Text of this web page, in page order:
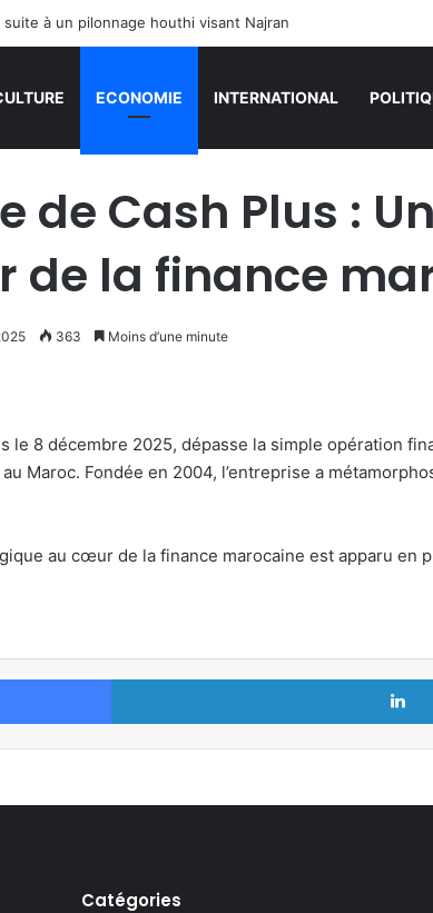
à un pilonnage houthi visant Najran
ECONOMIE INTERNATIONAL
de Cash Plus :
la finance
363 Moins d’une minute
le 8 décembre 2025, dépasse la simple opération
Maroc. Fondée en 2004, l’entreprise a
au cœur de la finance marocaine est apparu en
Facebook
Catégories